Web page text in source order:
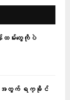
ထမ်းတွေကိုပဲ
အတွက် ရက္ခိုင်